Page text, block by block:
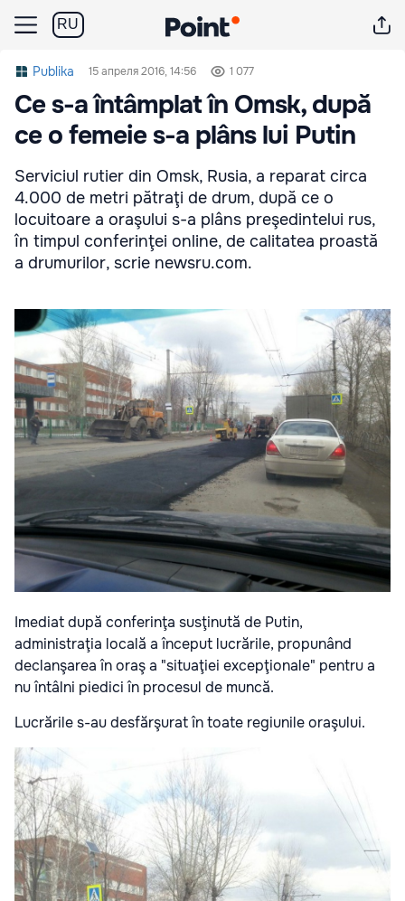
RU
Publika 15 апреля 2016, 14:56 1 077
Ce s-a întâmplat în Omsk, după
ce o femeie s-a plâns lui Putin
Serviciul rutier din Omsk, Rusia, a reparat circa
4.000 de metri pătraţi de drum, după ce o
locuitoare a oraşului s-a plâns preşedintelui rus,
în timpul conferinţei online, de calitatea proastă
a drumurilor, scrie newsru.com.
Imediat după conferinţa susţinută de Putin,
administraţia locală a început lucrările, propunând
declanşarea în oraş a "situaţiei excepţionale" pentru a
nu întâlni piedici în procesul de muncă.
Lucrările s-au desfărşurat în toate regiunile oraşului.